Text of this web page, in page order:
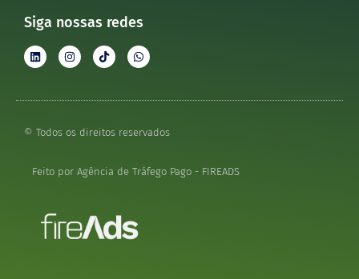
Siga nossas redes
© Todos os direitos reservados
Feito por Agência de Tráfego Pago - FIREADS